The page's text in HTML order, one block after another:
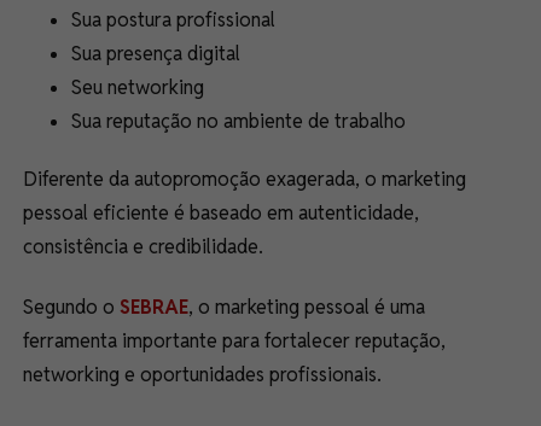
Sua postura profissional
Sua presença digital
Seu networking
Sua reputação no ambiente de trabalho
Diferente da autopromoção exagerada, o marketing
pessoal eficiente é baseado em autenticidade,
consistência e credibilidade.
Segundo o SEBRAE, o marketing pessoal é uma
ferramenta importante para fortalecer reputação,
networking e oportunidades profissionais.